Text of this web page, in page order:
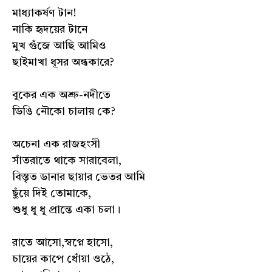
মাধ্যাকর্ষণ টান!
নাকি হৃদয়ের টানে
মুখ গুঁজে আছি আমিও
ছাইমাখা ধূসর অন্ধকারে?
বুকের এক অশ্রু-নদীতে
ডিঙি নৌকো চালায় কে?
অচেনা এক রাজহংসী
সাঁতরাতে থাকে সারাবেলা,
বিস্তৃত ডানার ছায়ার ভেতর আমি
ছুঁয়ে দিই তোমাকে,
শুধু ধূ ধূ প্রান্তে একা চলা।
রাতে আসো,স্বপ্নে হাসো,
চায়ের কাপে ধোঁয়া ওঠে,